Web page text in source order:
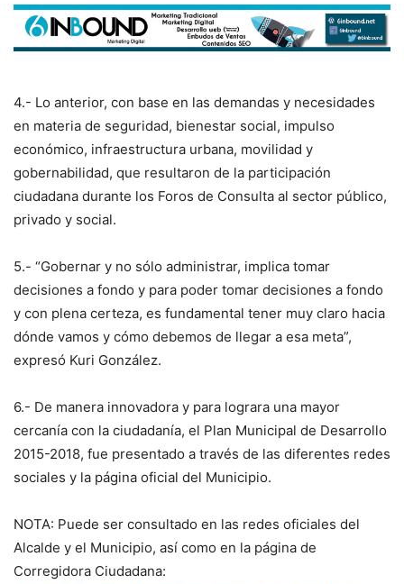
4.- Lo anterior, con base en las demandas y necesidades
en materia de seguridad, bienestar social, impulso
económico, infraestructura urbana, movilidad y
gobernabilidad, que resultaron de la participación
ciudadana durante los Foros de Consulta al sector público,
privado y social.
5.- “Gobernar y no sólo administrar, implica tomar
decisiones a fondo y para poder tomar decisiones a fondo
y con plena certeza, es fundamental tener muy claro hacia
dónde vamos y cómo debemos de llegar a esa meta”,
expresó Kuri González.
6.- De manera innovadora y para lograra una mayor
cercanía con la ciudadanía, el Plan Municipal de Desarrollo
2015-2018, fue presentado a través de las diferentes redes
sociales y la página oficial del Municipio.
NOTA: Puede ser consultado en las redes oficiales del
Alcalde y el Municipio, así como en la página de
Corregidora Ciudadana: